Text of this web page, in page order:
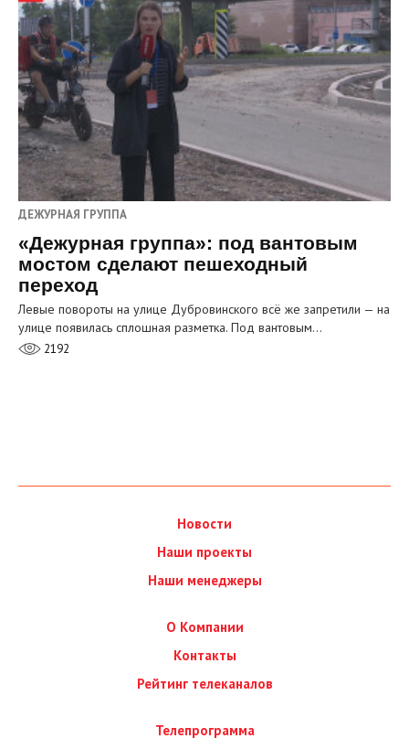
ДЕЖУРНАЯ ГРУППА
«Дежурная группа»: под вантовым
мостом сделают пешеходный
переход
Левые повороты на улице Дубровинского всё же запретили — на
улице появилась сплошная разметка. Под вантовым…
2192
Новости
Наши проекты
Наши менеджеры
О Компании
Контакты
Рейтинг телеканалов
Телепрограмма